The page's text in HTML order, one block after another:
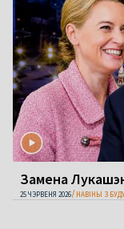
Замена
25 ЧЭРВЕНЯ 2026 НАВІНЫ З